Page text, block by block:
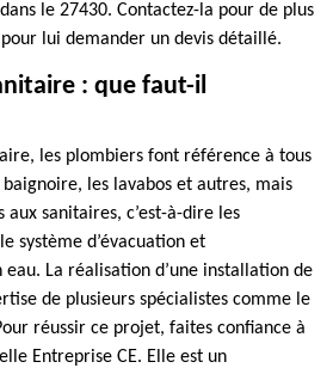
le 27430. Contactez-la pour de plus
lui demander un devis détaillé.
: que faut-il
les plombiers font référence à tous
les lavabos et autres, mais
aux sanitaires, c’est-à-dire les
système d’évacuation et
eau. La réalisation d’une installation de
de plusieurs spécialistes comme le
réussir ce projet, faites confiance à
Entreprise CE. Elle est un